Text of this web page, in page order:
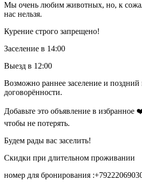
Мы очень любим животных, но, к
нас нельзя.
Курение строго запрещено!
Заселение в 14:00
Выезд в 12:00
Возможно раннее заселение и поздний
договорённости.
Добавьте это объявление в избранное
чтобы не потерять.
Будем рады вас заселить!
Скидки при длительном проживании
номер для бронирования